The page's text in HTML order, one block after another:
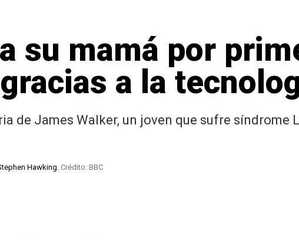
su mamá por
a la
de James Walker, un joven que sufre síndrome
Hawking. Crédito: BBC